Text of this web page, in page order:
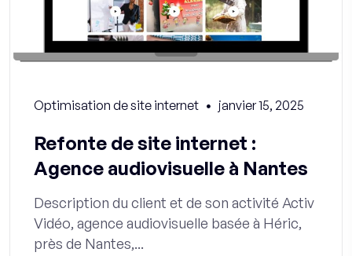
Optimisation de site internet janvier 15, 2025
Refonte de site internet :
Agence audiovisuelle à Nantes
Description du client et de son activité Activ
Vidéo, agence audiovisuelle basée à Héric,
près de Nantes,...